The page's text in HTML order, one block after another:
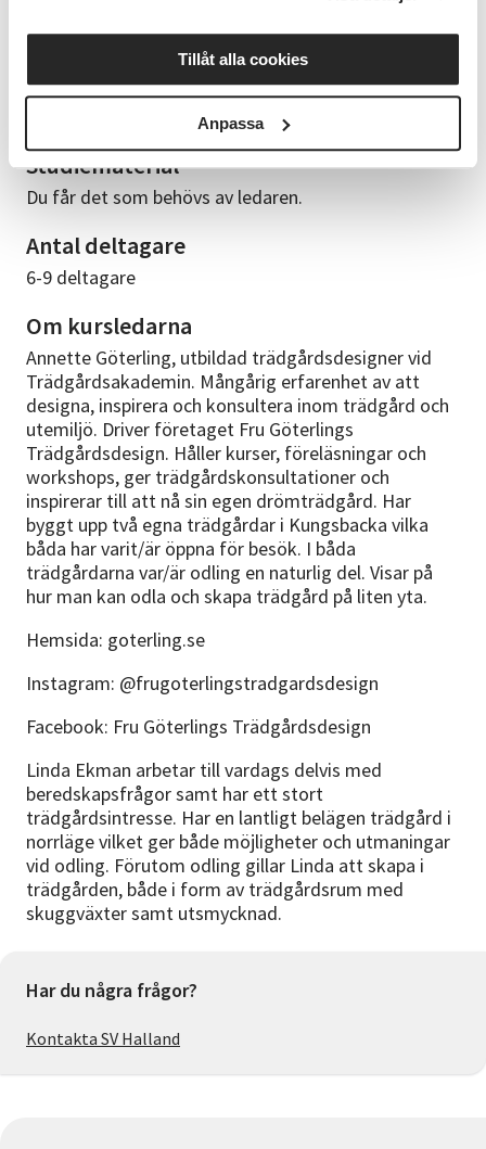
Tillåt alla cookies
Anpassa
bland annat kommer att beröra är; • Vad är en kris
Vilka grönsaker som är lämpliga och lättodlade •
Odla, skörda och förvara • Jord och gödsel •Skydda
och sköta odlingen • Tillaga • Odla inomhus
Studiematerial
Du får det som behövs av ledaren.
Antal deltagare
6-9 deltagare
Om kursledarna
Annette Göterling, utbildad trädgårdsdesigner vid
Trädgårdsakademin. Mångårig erfarenhet av att
designa, inspirera och konsultera inom trädgård och
utemiljö. Driver företaget Fru Göterlings
Trädgårdsdesign. Håller kurser, föreläsningar och
workshops, ger trädgårdskonsultationer och
inspirerar till att nå sin egen drömträdgård. Har
byggt upp två egna trädgårdar i Kungsbacka vilka
båda har varit/är öppna för besök. I båda
trädgårdarna var/är odling en naturlig del. Visar på
hur man kan odla och skapa trädgård på liten yta.
Hemsida: goterling.se
Instagram: @frugoterlingstradgardsdesign
Facebook: Fru Göterlings Trädgårdsdesign
Linda Ekman arbetar till vardags delvis med
beredskapsfrågor samt har ett stort
trädgårdsintresse. Har en lantligt belägen trädgård i
norrläge vilket ger både möjligheter och utmaningar
vid odling. Förutom odling gillar Linda att skapa i
trädgården, både i form av trädgårdsrum med
skuggväxter samt utsmycknad.
Har du några frågor?
Kontakta SV Halland